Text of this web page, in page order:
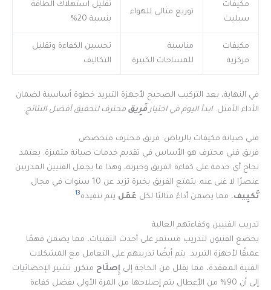
مكيفات
سبليت
توزيع مثالي للهواء
تقليل استهلاك الطاقة
بنسبة 20%
مكيفات
مركزية
مناسبة
للمساحات الكبيرة
تحسين الكفاءة وتقليل
التكاليف
في النهاية، يعد التركيب الصحيح لأجهزة التبريد خطوة أساسية لضمان
الأداء الأمثل. ابدأ اليوم في اختيارفَرِيق محترف لتحقيق أفضل النتائج.
فني صيانة مكيفات بالرياض: فريق محترف متخصص
فريق فني محترف هو الأساس في تقديم خدمات صيانة متميزة. يعتمد
نجاح أي خدمة على كفاءة الفريق وخبرته، وهذا ما يجعل الفنيين المدربين
عنصرًا لا غنى عنه. يتمتع الفريق بخبرة تزيد عن 10 سنوات في مجال
تَّكيِيف، مما يضمن أداءً مثاليًا لكل عَمَل يتم تنفيذه13
.
تدريب الفنيين وكفاءتهم العالية
يخضع الفنيون لتدريب مستمر على أحدث التقنيات، مما يضمن فهمًا
عميقًا لأجهزة التبريد. يتم أيضًا تدريبهم على التعامل مع المشكلات
الفنية المعقدة، مما يقلل من الحاجة إلى إِصلَاح متكرر. تشير الإحصائيات
إلى أن 90% من الأعطال يتم إصلاحها من المرة الأولى بفضل كفاءة